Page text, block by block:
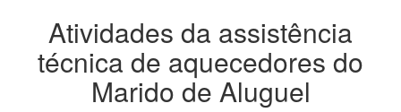
Atividades da assistência
técnica de aquecedores do
Marido de Aluguel